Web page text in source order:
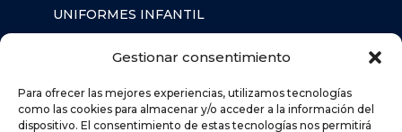
Gestionar consentimiento
Para ofrecer las mejores experiencias, utilizamos tecnologías
como las cookies para almacenar y/o acceder a la información del
dispositivo. El consentimiento de estas tecnologías nos permitirá
UNIFORMES INFANTIL